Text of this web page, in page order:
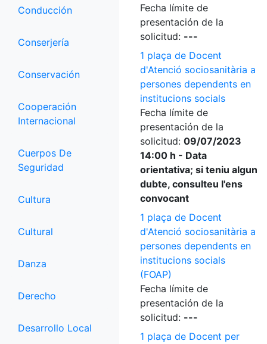
Conducción
Conserjería
Conservación
Cooperación
Internacional
Cuerpos De
Seguridad
Cultura
Cultural
Danza
Derecho
Desarrollo Local
Fecha límite de
presentación de la
solicitud: ---
1 plaça de Docent
d'Atenció sociosanitària a
persones dependents en
institucions socials
Fecha límite de
presentación de la
solicitud: 09/07/2023
14:00 h - Data
orientativa; si teniu algun
dubte, consulteu l'ens
convocant
1 plaça de Docent
d'Atenció sociosanitària a
persones dependents en
institucions socials
(FOAP)
Fecha límite de
presentación de la
solicitud: ---
1 plaça de Docent per